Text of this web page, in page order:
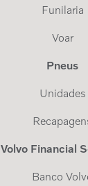
Funilaria
Voar
Pneus
Unidades
Volvo Financial
Banco